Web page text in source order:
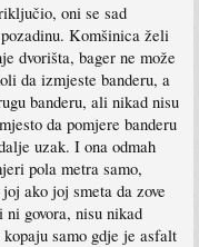
oni se sad
Komšinica želi
dvorišta, bager ne može
da izmjeste banderu, a
banderu, ali nikad nisu
da pomjere banderu
uzak. I ona odmah
pola metra samo,
ako joj smeta da zove
govora, nisu nikad
samo gdje je asfalt